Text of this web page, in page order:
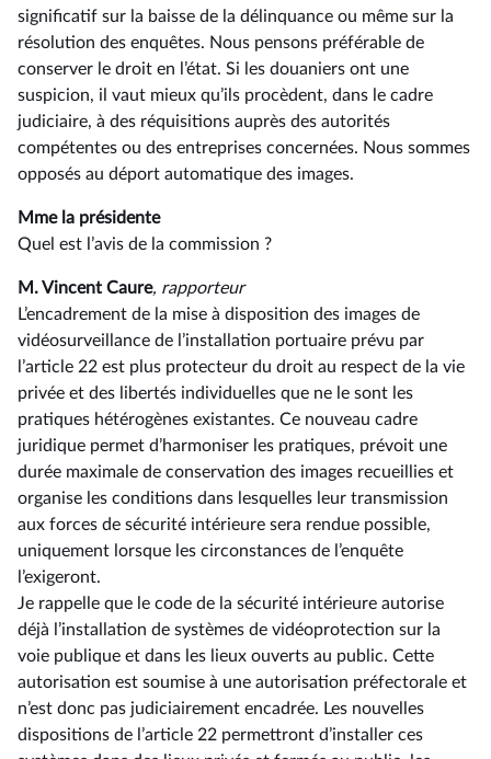
significatif sur la baisse de la délinquance ou même sur la
résolution des enquêtes. Nous pensons préférable de
conserver le droit en l’état. Si les douaniers ont une
suspicion, il vaut mieux qu’ils procèdent, dans le cadre
judiciaire, à des réquisitions auprès des autorités
compétentes ou des entreprises concernées. Nous sommes
opposés au déport automatique des images.
Mme la présidente
Quel est l’avis de la commission ?
M. Vincent Caure, rapporteur
L’encadrement de la mise à disposition des images de
vidéosurveillance de l’installation portuaire prévu par
l’article 22 est plus protecteur du droit au respect de la vie
privée et des libertés individuelles que ne le sont les
pratiques hétérogènes existantes. Ce nouveau cadre
juridique permet d’harmoniser les pratiques, prévoit une
durée maximale de conservation des images recueillies et
organise les conditions dans lesquelles leur transmission
aux forces de sécurité intérieure sera rendue possible,
uniquement lorsque les circonstances de l’enquête
l’exigeront.
Je rappelle que le code de la sécurité intérieure autorise
déjà l’installation de systèmes de vidéoprotection sur la
voie publique et dans les lieux ouverts au public. Cette
autorisation est soumise à une autorisation préfectorale et
n’est donc pas judiciairement encadrée. Les nouvelles
dispositions de l’article 22 permettront d’installer ces